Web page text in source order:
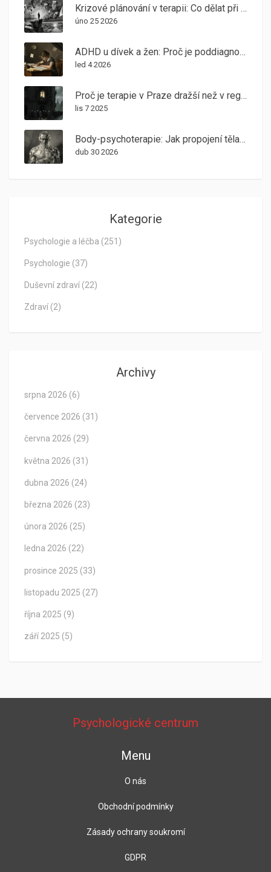
Krizové plánování v terapii: Co dělat při akutním zhoršení stavu
úno 25 2026
ADHD u dívek a žen: Proč je poddiagnostikované a jaká terapie skutečně pomáhá
led 4 2026
Proč je terapie v Praze dražší než v regionech: skutečné důvody cenových rozdílů
lis 7 2025
Body-psychoterapie: Jak propojení těla a mysle pomáhá v léčbě
dub 30 2026
Kategorie
Psychologie a léčba (251)
Psychologie (37)
Duševní zdraví (22)
Zdraví (2)
Archivy
srpna 2026 (6)
července 2026 (31)
června 2026 (29)
května 2026 (31)
dubna 2026 (24)
března 2026 (23)
února 2026 (25)
ledna 2026 (22)
prosince 2025 (33)
listopadu 2025 (27)
října 2025 (9)
září 2025 (5)
Psychologické centrum
Menu
O nás
Obchodní podmínky
Zásady ochrany soukromí
GDPR